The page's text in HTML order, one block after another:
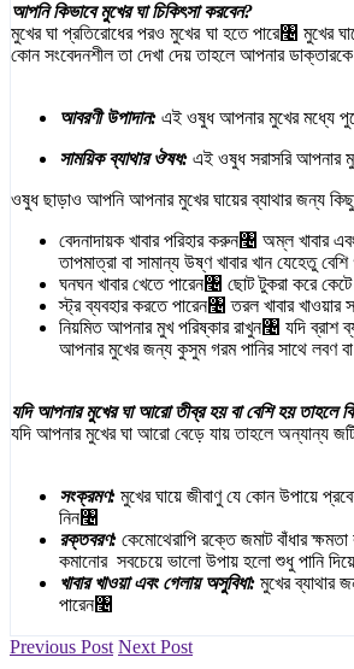
আপনি কিভাবে মুখের ঘা চিকিৎসা করবেন?
মুখের ঘা প্রতিরোধের পরও মুখের ঘা হতে পারে৤ মুখের
কোন সংবেদনশীল তা দেখা দেয় তাহলে আপনার
আবরণী উপাদান: এই ওষুধ আপনার মুখের মধ্যে
সাময়িক ব্যাথার ঔষধ: এই ওষুধ সরাসরি আপনার
ওষুধ ছাড়াও আপনি আপনার মুখের ঘায়ের ব্যাথার জন্য
বেদনাদায়ক খাবার পরিহার করুন৤ অম্ল খাবার
তাপমাত্রা বা সামান্য উষ্ণ খাবার খান যেহেতু
ঘনঘন খাবার খেতে পারেন৤ ছোট টুকরা করে কেটে
স্ট্র ব্যবহার করতে পারেন৤ তরল খাবার খাওয়ার
নিয়মিত আপনার মুখ পরিষ্কার রাখুন৤ যদি
আপনার মুখের জন্য কুসুম গরম পানির সাথে লবণ
যদি আপনার মুখের ঘা আরো তীব্র হয় বা বেশি হয় তাহলে
যদি আপনার মুখের ঘা আরো বেড়ে যায় তাহলে অন্যান্য
সংক্রমণ: মুখের ঘায়ে জীবাণু যে কোন উপায়ে
নিন৤
রক্তবরণ: কেমোথেরাপি রক্তে জমাট বাঁধার
কমানোর সবচেয়ে ভালো উপায় হলো শুধু পানি
খাবার খাওয়া এবং গেলায় অসুবিধা: মুখের ব্যাথার
পারেন৤
Previous Post Next Post